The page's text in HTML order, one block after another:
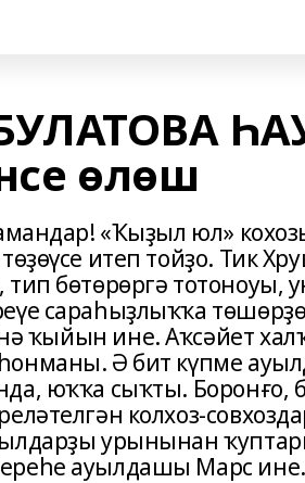
өлөш
«Ҡыҙыл юл»
итеп тойҙо. Тик
бөтөрөргә тотоноуы,
сараһыҙлыҡҡа
ҡыйын ине. Аҡсәйет
Ә бит күпме
юҡҡа сыҡты. Боронғо,
колхоз-
урынынан
ауылдашы Марс ине.